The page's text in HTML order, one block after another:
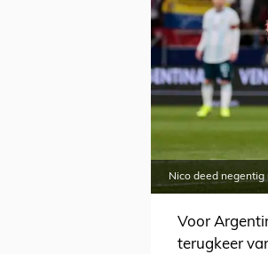
Nico deed
Voor
terugkeer